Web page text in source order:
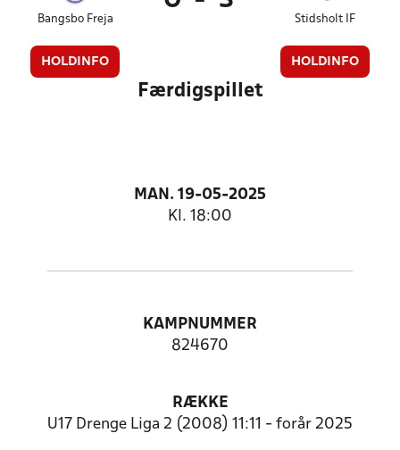
Bangsbo Freja
HOLDINFO
Stidsholt IF
HOLDINFO
Færdigspillet
MAN. 19-05-2025
Kl. 18:00
KAMPNUMMER
824670
RÆKKE
U17 Drenge Liga 2 (2008) 11:11 - forår 2025